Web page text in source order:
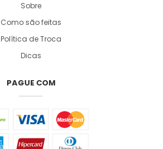
Sobre
Como são feitas
Política de Troca
Dicas
PAGUE COM